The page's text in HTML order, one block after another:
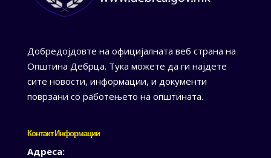
Добредојдовте на официјалната веб страна на
Општина Дебрца. Тука можете да ги најдете
сите новости, информации, и документи
поврзани со работењето на општината.
Контакт Информации
Адреса: